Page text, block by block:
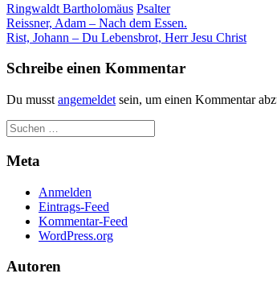
Ringwaldt Bartholomäus Psalter
Beitragsnavigation
Reissner, Adam – Nach dem Essen.
Rist, Johann – Du Lebensbrot, Herr Jesu Christ
Schreibe einen Kommentar
Du musst angemeldet sein, um einen Kommentar
Meta
Anmelden
Eintrags-Feed
Kommentar-Feed
WordPress.org
Autoren